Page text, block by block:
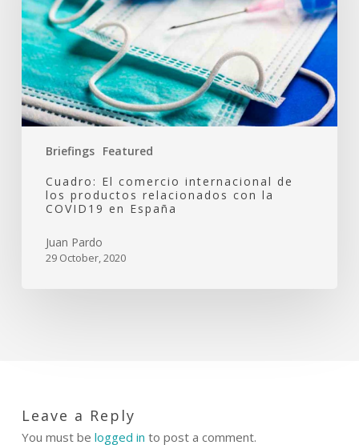
Briefings Featured
productos
relacionados
con
la
COVID19
en
España
Cuadro: El comercio internacional de
los productos relacionados con la
COVID19 en España
Juan Pardo
29 October, 2020
Leave a Reply
You must be logged in to post a comment.